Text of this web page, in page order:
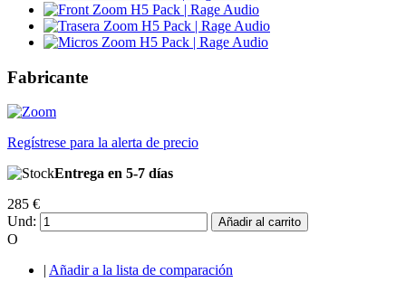
Fabricante
Regístrese para la alerta de precio
Entrega en 5-7 días
285 €
Und:
Añadir al carrito
O
| Añadir a la lista de comparación